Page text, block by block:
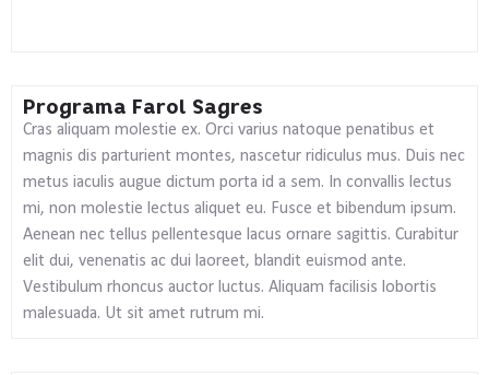
Programa Farol Sagres
Cras aliquam molestie ex. Orci varius natoque penatibus et
magnis dis parturient montes, nascetur ridiculus mus. Duis nec
metus iaculis augue dictum porta id a sem. In convallis lectus
mi, non molestie lectus aliquet eu. Fusce et bibendum ipsum.
Aenean nec tellus pellentesque lacus ornare sagittis. Curabitur
elit dui, venenatis ac dui laoreet, blandit euismod ante.
Vestibulum rhoncus auctor luctus. Aliquam facilisis lobortis
malesuada. Ut sit amet rutrum mi.